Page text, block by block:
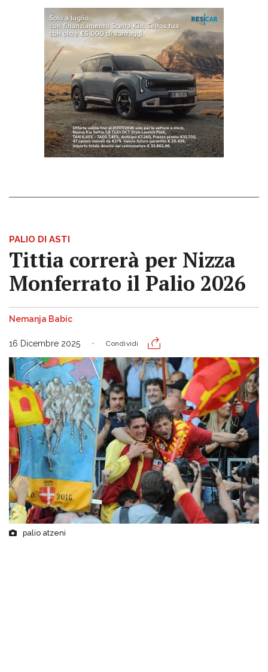
PALIO DI ASTI
Tittia correrà per Nizza
Monferrato il Palio 2026
Nemanja Babic
16 Dicembre 2025 Condividi
palio atzeni